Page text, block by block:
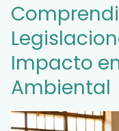
Impacto
Ambiental